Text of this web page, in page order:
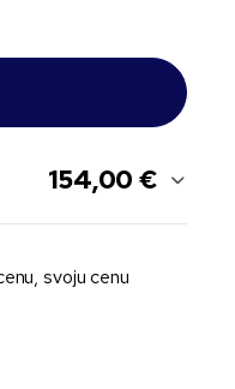
154,00 €
svoju cenu